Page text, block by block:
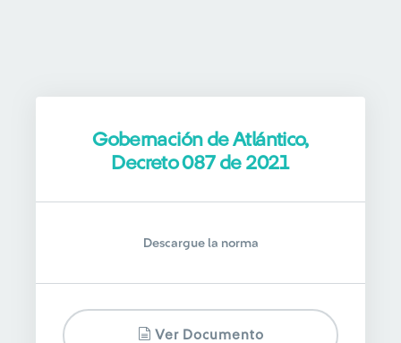
Gobernación de Atlántico,
Decreto 087 de 2021
Descargue la norma
Ver Documento